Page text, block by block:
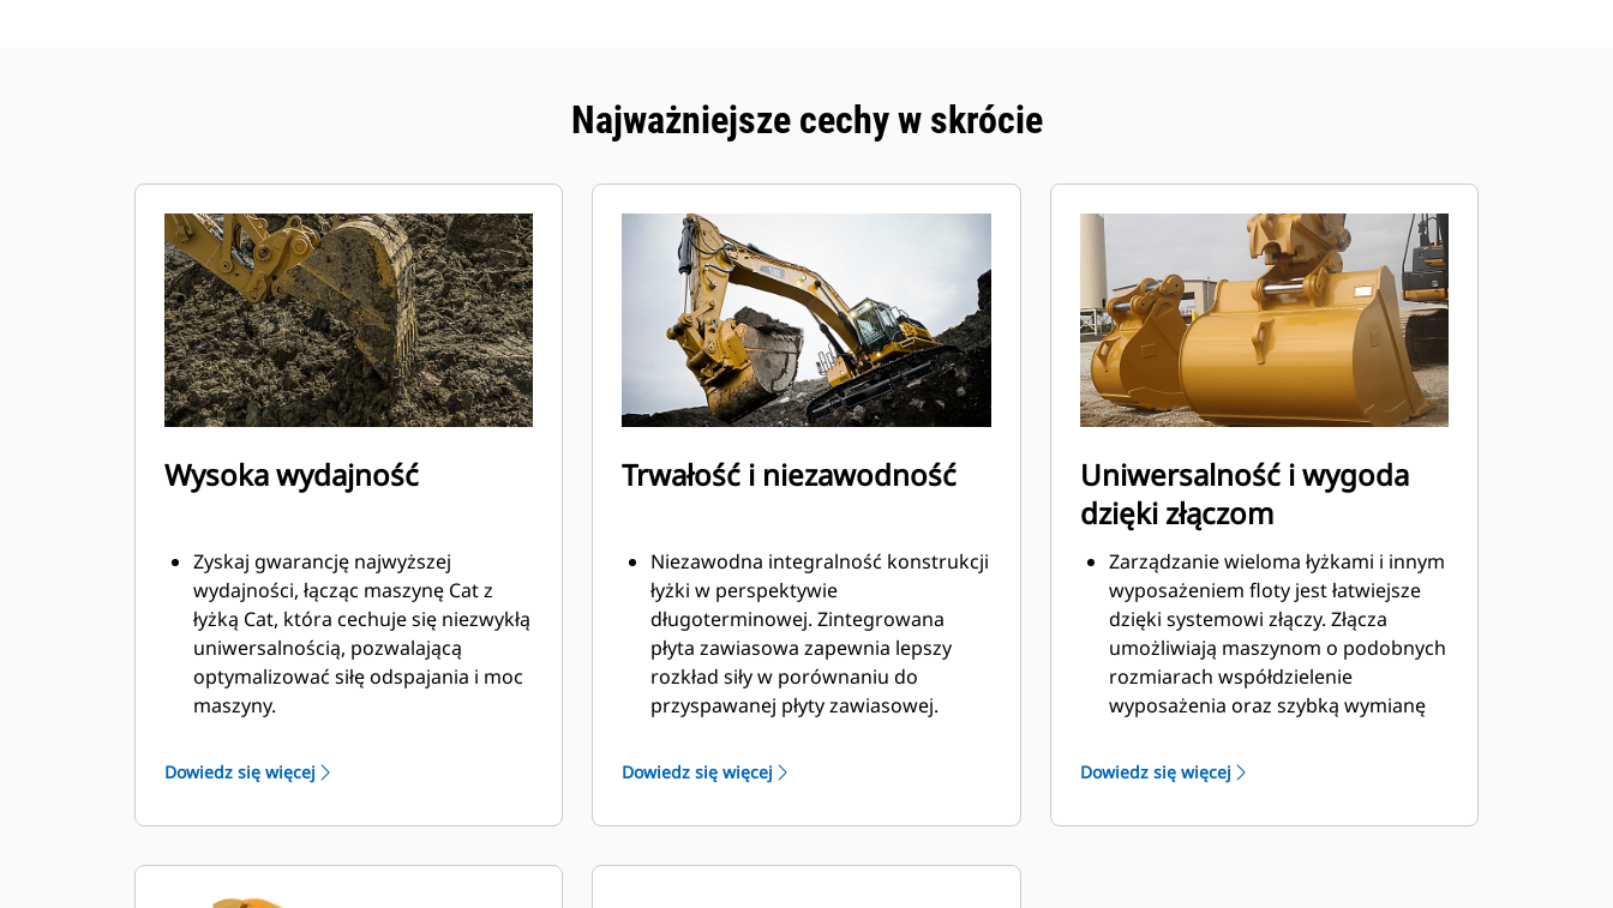
Najważniejsze cechy w skrócie
Wysoka wydajność
Zyskaj gwarancję najwyższej
wydajności, łącząc maszynę Cat z
łyżką Cat, która cechuje się niezwykłą
uniwersalnością, pozwalającą
optymalizować siłę odspajania i moc
maszyny.
promieniu poprawia przepływ
materiału na łyżkę. Zwiększony
prześwit lemiesza zapewnia
Dowiedz się więcej
Trwałość i niezawodność
Niezawodna integralność konstrukcji
łyżki w perspektywie
długoterminowej. Zintegrowana
płyta zawiasowa zapewnia lepszy
rozkład siły w porównaniu do
przyspawanej płyty zawiasowej.
wykorzystaniem wytrzymałej,
odpornej na ścieranie stali, zwłaszcza
w przypadku podzespołów
Dowiedz się więcej
Uniwersalność i wygoda
dzięki złączom
Zarządzanie wieloma łyżkami i innym
wyposażeniem floty jest łatwiejsze
dzięki systemowi złączy. Złącza
umożliwiają maszynom o podobnych
rozmiarach współdzielenie
wyposażenia oraz szybką wymianę
opuszczania kabiny.
Łyżki, które można zamocować
bezpośrednio do maszyny, są
Dowiedz się więcej